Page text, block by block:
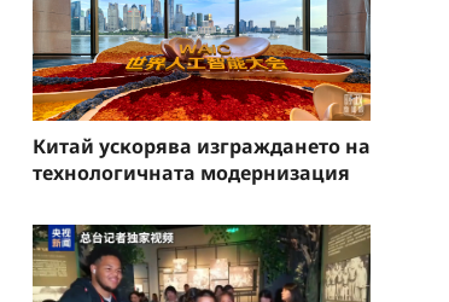
Китай ускорява изграждането на
технологичната модернизация